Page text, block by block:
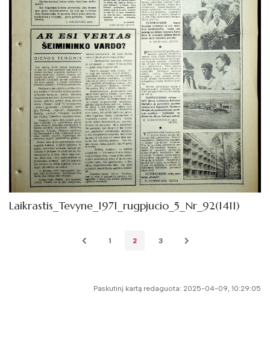
Laikrastis_Tevyne_1971_rugpjucio_5_Nr_92(1411)
1 2 3
Paskutinį kartą redaguota: 2025-04-09, 10:29:05